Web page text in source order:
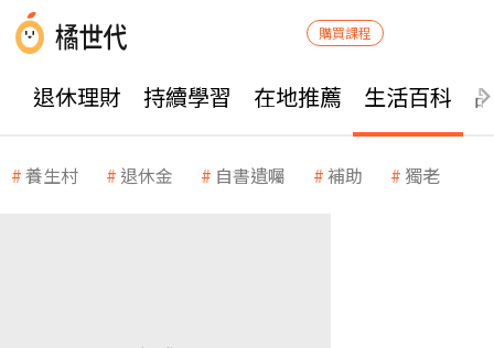
購買課程
退休理財 持續學習 在地推薦 生活百科
養生村 退休金 自書遺囑 補助 獨老